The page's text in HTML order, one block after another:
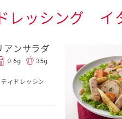
レッシング イ
アンサラダ
0.6g 35g
ィドレッシン